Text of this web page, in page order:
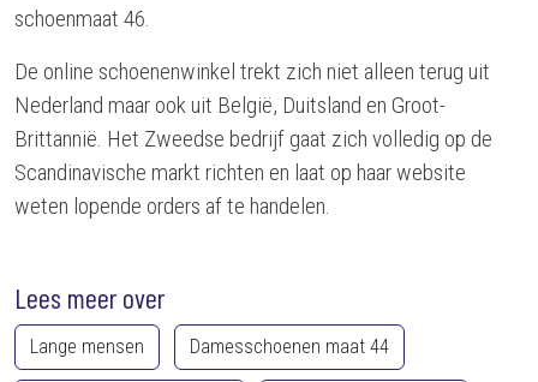
schoenmaat 46.
De online schoenenwinkel trekt zich niet alleen terug uit
Nederland maar ook uit België, Duitsland en Groot-
Brittannië. Het Zweedse bedrijf gaat zich volledig op de
Scandinavische markt richten en laat op haar website
weten lopende orders af te handelen.
Lees meer over
Lange mensen Damesschoenen maat 44